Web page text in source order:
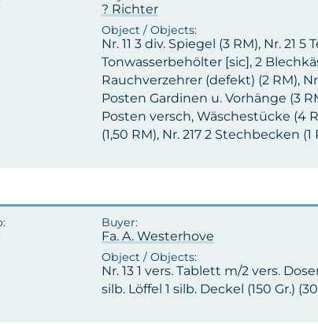
? Richter
Nr. 11 3 div. Spiegel (3 RM), Nr. 21
Tonwasserbehölter [sic], 2
Rauchverzehrer (defekt) (2 RM),
Posten Gardinen u. Vorhänge (3
Posten versch, Wäschestücke (4
(1,50 RM), Nr. 217 2 Stechbecken
Fa. A. Westerhove
Nr. 13 1 vers. Tablett m/2 vers.
silb. Löffel 1 silb. Deckel (150 Gr.)